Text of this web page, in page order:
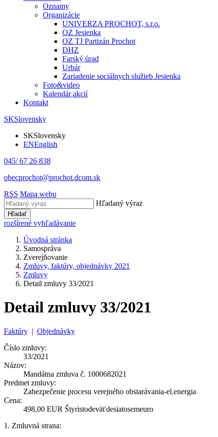
Oznamy
Organizácie
UNIVERZA PROCHOT, s.r.o.
OZ Jesienka
OZ TJ Partizán Prochot
DHZ
Farský úrad
Urbár
Zariadenie sociálnych služieb Jesienka
Foto&video
Kalendár akcií
Kontakt
SKSlovensky
SKSlovensky
ENEnglish
045/ 67 26 838
obecprochot@prochot.dcom.sk
RSS Mapa webu
Hľadaný výraz
Hľadať
rozšírené vyhľadávanie
Úvodná stránka
Samospráva
Zverejňovanie
Zmluvy, faktúry, objednávky 2021
Zmluvy
Detail zmluvy 33/2021
Detail zmluvy 33/2021
Faktúry | Objednávky
Číslo zmluvy:
33/2021
Názov:
Mandátna zmluva č. 1000682021
Predmet zmluvy:
Zabezpečenie procesu verejného obstarávania-el.energia
Cena:
498,00 EUR Štyristodeväťdesiatosemeuro
1. Zmluvná strana: